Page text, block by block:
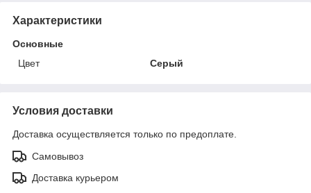
Характеристики
Основные
Цвет
Серый
Условия доставки
Доставка осуществляется только по предоплате.
Самовывоз
Доставка курьером